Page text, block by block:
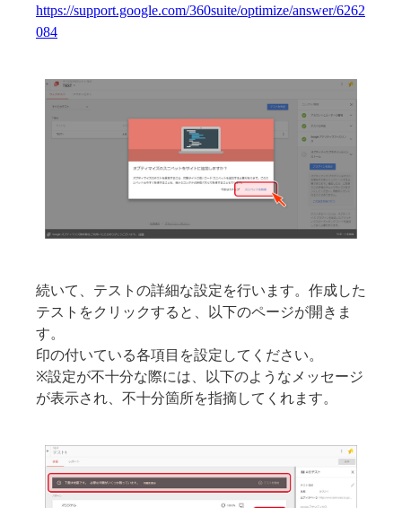
https://support.google.com/360suite/optimize/answer/6262
084
続いて、テストの詳細な設定を行います。作成した
テストをクリックすると、以下のページが開きま
す。
印の付いている各項目を設定してください。
※設定が不十分な際には、以下のようなメッセージ
が表示され、不十分箇所を指摘してくれます。